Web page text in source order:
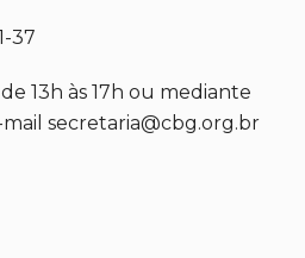
37
13h às 17h ou mediante
secretaria@cbg.org.br